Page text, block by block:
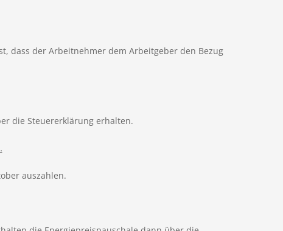
dass der Arbeitnehmer dem Arbeitgeber den Bezug
die Steuererklärung erhalten.
auszahlen.